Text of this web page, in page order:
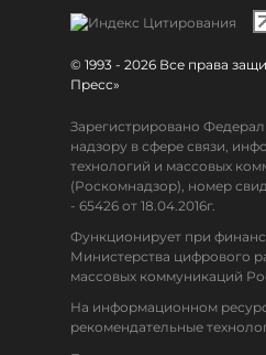
© 1993 - 2026 Все права
Пресс»
Зарегистрировано
надзору в сфере связи,
технологий и массовых
(Роскомнадзор), номер
- 65426 от 18.04.2016г.
Функционирует при
Министерства цифрового
массовых коммуникаций
На информационном
рекомендательные